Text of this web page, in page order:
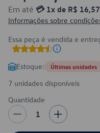
Em até 💳 1x de R$ 16,57
Informações sobre
Essa peça é vendida e
Estoque: Últimas unidades
7 unidades disponíveis
Quantidade
1